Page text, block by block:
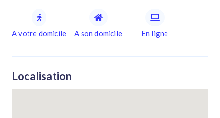
A votre domicile A son domicile En ligne
Localisation